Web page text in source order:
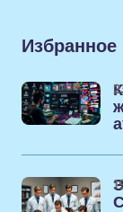
Избранное